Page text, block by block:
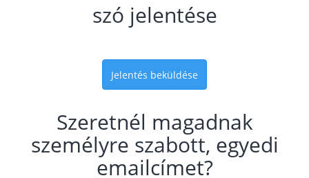
szó jelentése
Jelentés beküldése
Szeretnél magadnak
személyre szabott, egyedi
emailcímet?